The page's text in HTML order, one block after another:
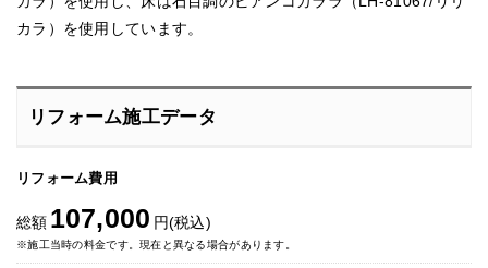
カラ）を使用しています。
リフォーム施工データ
リフォーム費用
総額 107,000 円(税込)
※施工当時の料金です。現在と異なる場合があります。